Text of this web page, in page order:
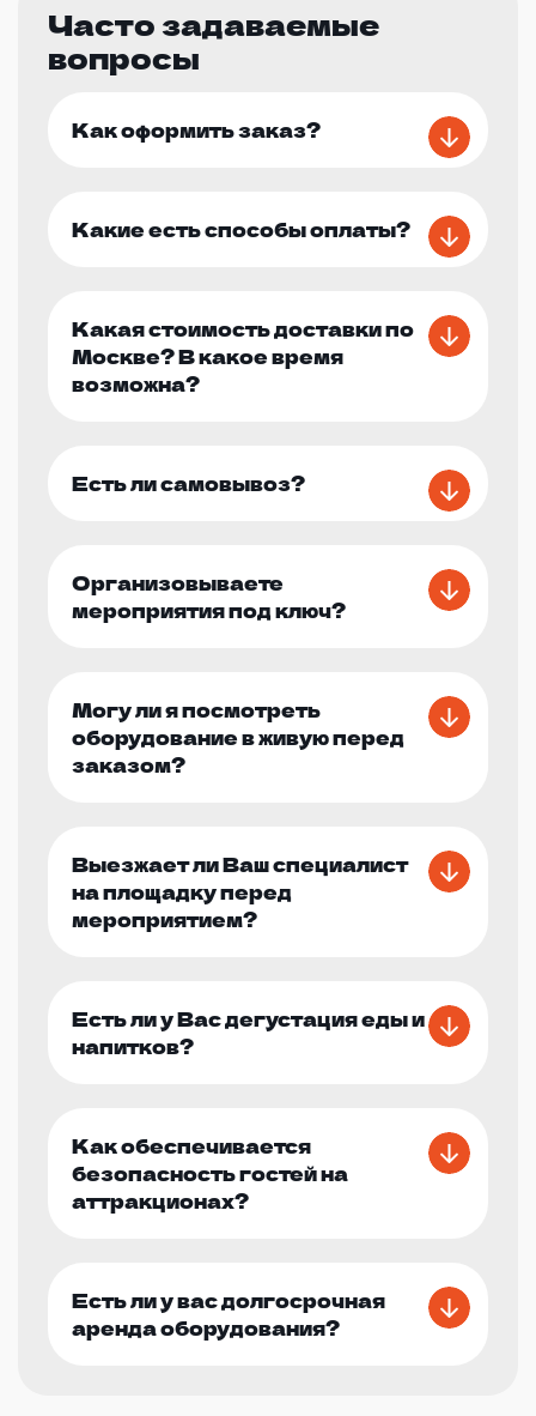
Часто задаваемые
вопросы
Как оформить заказ?
Какие есть способы оплаты?
Какая стоимость доставки по
Москве? В какое время
возможна?
Есть ли самовывоз?
Организовываете
мероприятия под ключ?
Могу ли я посмотреть
оборудование в живую перед
заказом?
Выезжает ли Ваш специалист
на площадку перед
мероприятием?
Есть ли у Вас дегустация еды и
напитков?
Как обеспечивается
безопасность гостей на
аттракционах?
Есть ли у вас долгосрочная
аренда оборудования?